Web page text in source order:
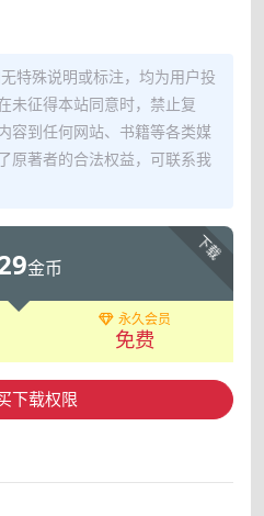
特殊说明或标注，均为用户投
未征得本站同意时，禁止复
容到任何网站、书籍等各类媒
原著者的合法权益，可联系我
下载
金币
永久会员
免费
下载权限